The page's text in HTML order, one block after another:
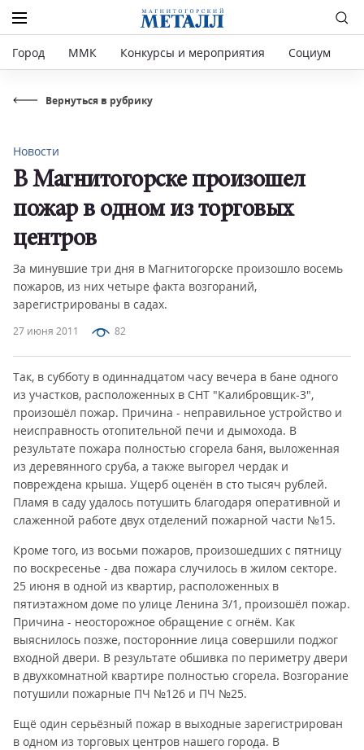
Город ММК Конкурсы и мероприятия Социум
Вернуться в рубрику
27 июня 2011 82
Новости
В Магнитогорске произошел
пожар в одном из торговых
центров
За минувшие три дня в Магнитогорске произошло восемь
пожаров, из них четыре факта возгораний,
зарегистрированы в садах.
Так, в субботу в одиннадцатом часу вечера в бане одного
из участков, расположенных в СНТ "Калибровщик-3",
произошёл пожар. Причина - неправильное устройство и
неисправность отопительной печи и дымохода. В
результате пожара полностью сгорела баня, выложенная
из деревянного сруба, а также выгорел чердак и
повреждена крыша. Ущерб оценён в сто тысяч рублей.
Пламя в саду удалось потушить благодаря оперативной и
слаженной работе двух отделений пожарной части №15.
Кроме того, из восьми пожаров, произошедших с пятницу
по воскресенье - два пожара случилось в жилом секторе.
25 июня в одной из квартир, расположенных в
пятиэтажном доме по улице Ленина 3/1, произошёл пожар.
Причина - неосторожное обращение с огнём. Как
выяснилось позже, посторонние лица совершили поджог
входной двери. В результате обшивка по периметру двери
в двухкомнатной квартире полностью сгорела. Возгорание
потушили пожарные ПЧ №126 и ПЧ №25.
Ещё один серьёзный пожар в выходные зарегистрирован
в одном из торговых центров нашего города. В